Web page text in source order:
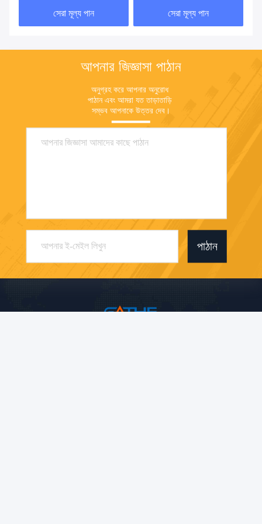
সেরা মূল্য পান সেরা মূল্য পান
আপনার জিজ্ঞাসা পাঠান
অনুগ্রহ করে আপনার অনুরোধ
পাঠান এবং আমরা যত তাড়াতাড়ি
সম্ভব আপনাকে উত্তর দেব।
পাঠান